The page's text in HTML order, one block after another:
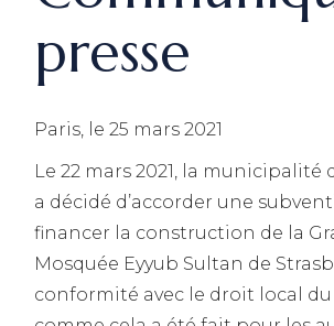
presse
Paris, le 25 mars 2021
Le 22 mars 2021, la municipalité
a décidé d’accorder une
financer la construction de la
Mosquée Eyyub Sultan de
conformité avec le droit local